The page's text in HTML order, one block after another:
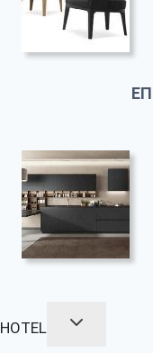
HOTEL